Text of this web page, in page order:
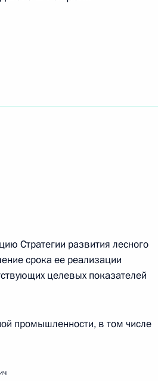
совета фонда «Талант
Стратегии развития лесного
срока ее реализации
целевых показателей
промышленности, в том числе